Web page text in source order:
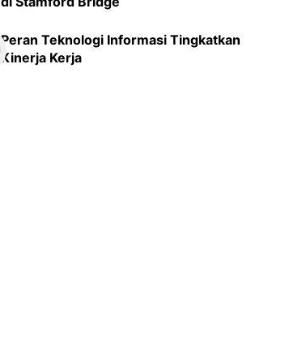
Peran Teknologi Informasi Tingkatkan
Kinerja Kerja